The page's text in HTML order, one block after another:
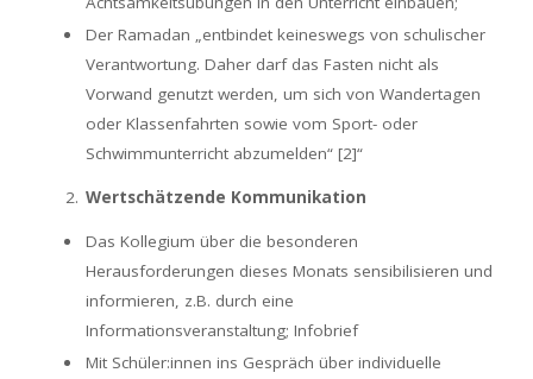
Der Ramadan „entbindet keineswegs von schulischer
Verantwortung. Daher darf das Fasten nicht als
Vorwand genutzt werden, um sich von Wandertagen
oder Klassenfahrten sowie vom Sport- oder
Schwimmunterricht abzumelden“ [2]“
Wertschätzende Kommunikation
Das Kollegium über die besonderen
Herausforderungen dieses Monats sensibilisieren und
informieren, z.B. durch eine
Informationsveranstaltung; Infobrief
Mit Schüler:innen ins Gespräch über individuelle